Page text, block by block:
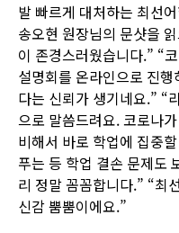
발 빠르게 대처하는 최선
송오현 원장님의 문샷을
이 존경스러웠습니다.” “
설명회를 온라인으로 진
다는 신뢰가 생기네요.” “
으로 말씀드려요. 코로나
비해서 바로 학업에 집중
푸는 등 학업 결손 문제도
리 정말 꼼꼼합니다.” “최
신감 뿜뿜이에요.”